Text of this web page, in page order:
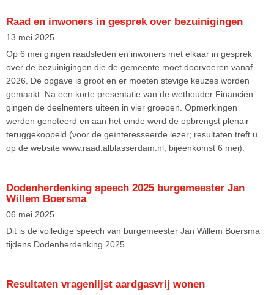
Raad en inwoners in gesprek over bezuinigingen
13 mei 2025
Op 6 mei gingen raadsleden en inwoners met elkaar in gesprek
over de bezuinigingen die de gemeente moet doorvoeren vanaf
2026. De opgave is groot en er moeten stevige keuzes worden
gemaakt. Na een korte presentatie van de wethouder Financiën
gingen de deelnemers uiteen in vier groepen. Opmerkingen
werden genoteerd en aan het einde werd de opbrengst plenair
teruggekoppeld (voor de geïnteresseerde lezer; resultaten treft u
op de website www.raad.alblasserdam.nl, bijeenkomst 6 mei).
Dodenherdenking speech 2025 burgemeester Jan
Willem Boersma
06 mei 2025
Dit is de volledige speech van burgemeester Jan Willem Boersma
tijdens Dodenherdenking 2025.
Resultaten vragenlijst aardgasvrij wonen